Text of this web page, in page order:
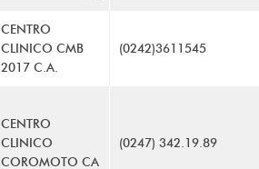
CENTRO
CLINICO CMB
2017 C.A.
(0242)3611545
CENTRO
CLINICO
COROMOTO CA
(0247) 342.19.89